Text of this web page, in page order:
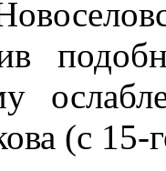
(с 15-